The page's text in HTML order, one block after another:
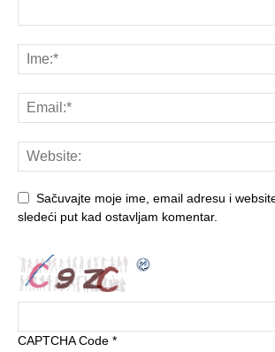
Sačuvajte moje ime, email adresu i
sledeći put kad ostavljam komentar.
CAPTCHA Code *